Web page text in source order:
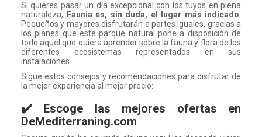
Si quieres pasar un día excepcional con los tuyos en plena
naturaleza,
Faunia es, sin duda, el lugar más indicado.
Pequeños y mayores disfrutarán a partes iguales, gracias a
los planes que este parque natural pone a disposición de
todo aquel que quiera aprender sobre la fauna y flora de los
diferentes ecosistemas representados en sus
instalaciones.
Sigue estos consejos y recomendaciones para disfrutar de
la mejor experiencia al mejor precio:
✔️ Escoge las mejores ofertas en
DeMediterraning.com